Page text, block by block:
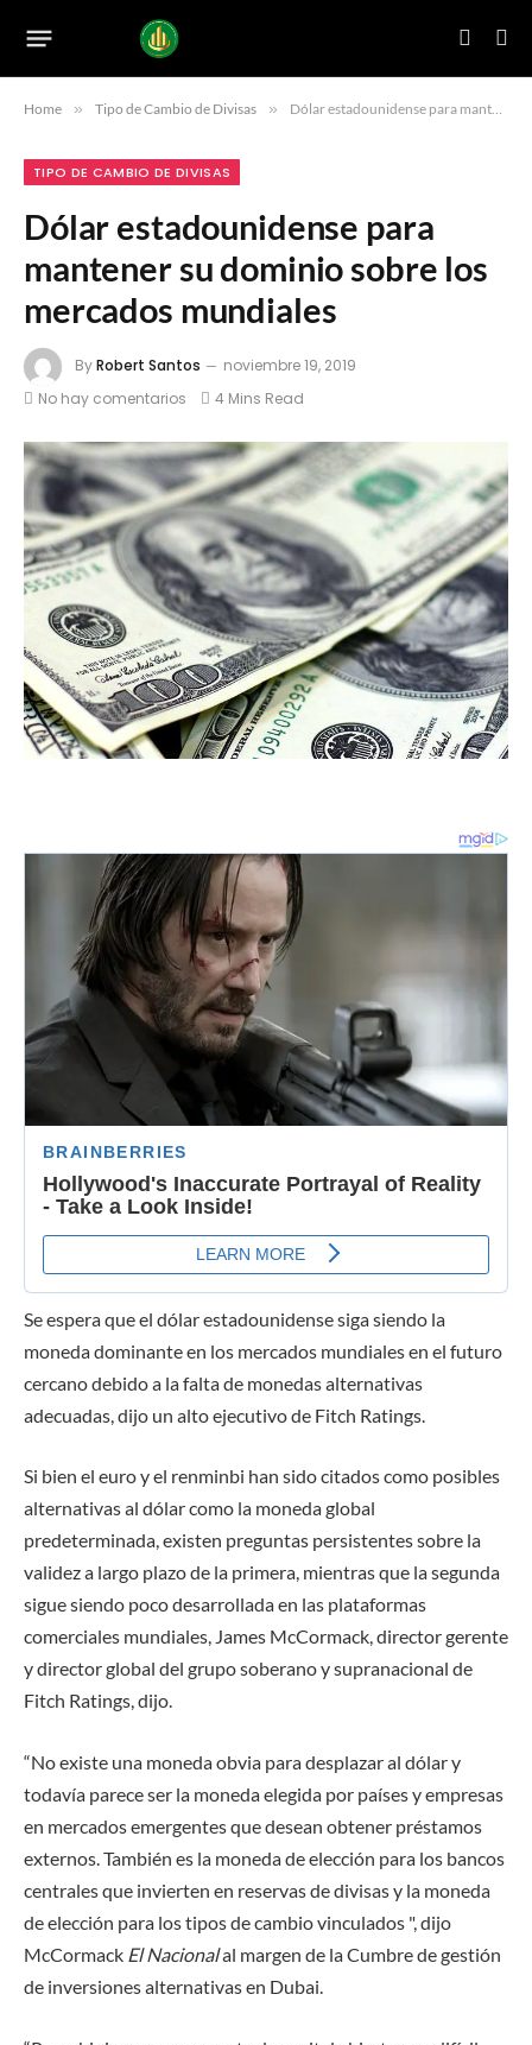
Home » Tipo de Cambio de Divisas » Dólar estadounidense para mantener su dominio sobre los mercados mundiales
TIPO DE CAMBIO DE DIVISAS
Dólar estadounidense para
mantener su dominio sobre los
mercados mundiales
ByRobert Santos
noviembre 19, 2019
No hay comentarios
4 Mins Read
Se espera que el dólar estadounidense siga siendo la
moneda dominante en los mercados mundiales en el futuro
cercano debido a la falta de monedas alternativas
adecuadas, dijo un alto ejecutivo de Fitch Ratings.
Si bien el euro y el renminbi han sido citados como posibles
alternativas al dólar como la moneda global
predeterminada, existen preguntas persistentes sobre la
validez a largo plazo de la primera, mientras que la segunda
sigue siendo poco desarrollada en las plataformas
comerciales mundiales, James McCormack, director gerente
y director global del grupo soberano y supranacional de
Fitch Ratings, dijo.
“No existe una moneda obvia para desplazar al dólar y
todavía parece ser la moneda elegida por países y empresas
en mercados emergentes que desean obtener préstamos
externos. También es la moneda de elección para los bancos
centrales que invierten en reservas de divisas y la moneda
de elección para los tipos de cambio vinculados ", dijo
McCormack El Nacionalal margen de la Cumbre de gestión
de inversiones alternativas en Dubai.